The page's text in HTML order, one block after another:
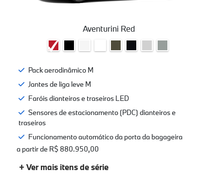
Aventurini Red
Pack aerodinâmico M
Jantes de liga leve M
Faróis dianteiros e traseiros LED
Sensores de estacionamento (PDC) dianteiros e
traseiros
Funcionamento automático da porta da bagageira
a partir de R$ 880.950,00
+ Ver mais itens de série